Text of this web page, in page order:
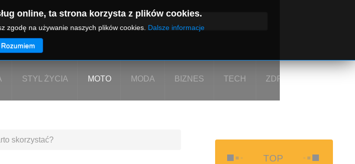
STYL ŻYCIA MOTO MODA BIZNES TECH ZDROWIE I URODA
skorzystać?
TOP
online, ta strona korzysta z plików cookies.
zgodę na używanie naszych plików cookies. Dalsze informacje
Rozumiem